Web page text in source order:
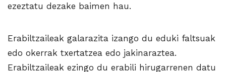
ezeztatu dezake baimen hau.
Erabiltzaileak galarazita izango du eduki faltsuak
edo okerrak txertatzea edo jakinaraztea.
Erabiltzaileak ezingo du erabili hirugarrenen datu